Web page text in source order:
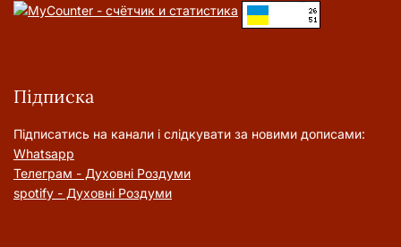
Підписка
Підписатись на канали і слідкувати за новими дописами:
Whatsapp
Телеграм - Духовні Роздуми
spotify - Духовні Роздуми